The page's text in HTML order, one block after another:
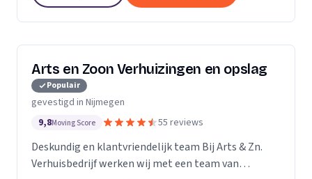
Arts en Zoon Verhuizingen en opslag
Populair
gevestigd in Nijmegen
9,8Moving Score 55 reviews
Deskundig en klantvriendelijk team Bij Arts & Zn.
Verhuisbedrijf werken wij met een team van